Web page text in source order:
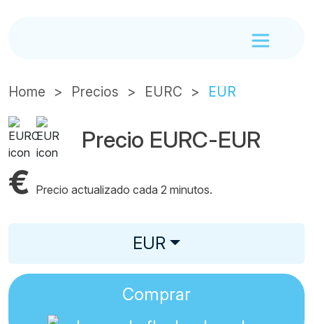
Home Precios EURC EUR
Precio EURC-EUR
€ Precio actualizado cada 2 minutos.
EUR
Comprar